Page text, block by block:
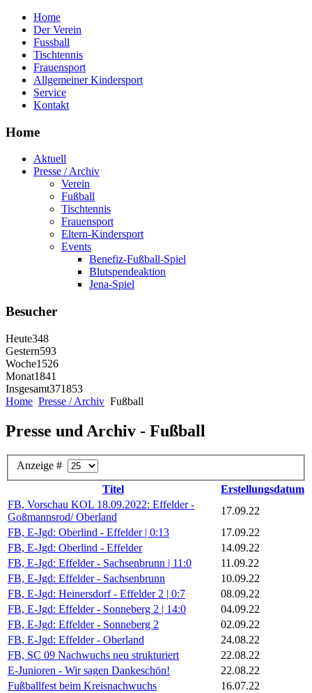
Home
Der Verein
Fussball
Tischtennis
Frauensport
Allgemeiner Kindersport
Service
Kontakt
Home
Aktuell
Presse / Archiv
Verein
Fußball
Tischtennis
Frauensport
Eltern-Kindersport
Events
Benefiz-Fußball-Spiel
Blutspendeaktion
Jena-Spiel
Besucher
Heute348
Gestern593
Woche1526
Monat1841
Insgesamt371853
Home Presse / Archiv Fußball
Presse und Archiv - Fußball
Anzeige #
Titel
Erstellungsdatum
FB, Vorschau KOL 18.09.2022: Effelder -
Goßmannsrod/ Oberland
17.09.22
FB, E-Jgd: Oberlind - Effelder | 0:13
17.09.22
FB, E-Jgd: Oberlind - Effelder
14.09.22
FB, E-Jgd: Effelder - Sachsenbrunn | 11:0
11.09.22
FB, E-Jgd: Effelder - Sachsenbrunn
10.09.22
FB, E-Jgd: Heinersdorf - Effelder 2 | 0:7
08.09.22
FB, E-Jgd: Effelder - Sonneberg 2 | 14:0
04.09.22
FB, E-Jgd: Effelder - Sonneberg 2
02.09.22
FB, E-Jgd: Effelder - Oberland
24.08.22
FB, SC 09 Nachwuchs neu strukturiert
22.08.22
E-Junioren - Wir sagen Dankeschön!
22.08.22
Fußballfest beim Kreisnachwuchs
16.07.22